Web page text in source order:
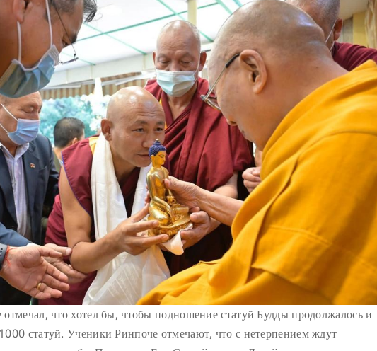
что хотел бы, чтобы подношение статуй Будды продолжалось и
статуй. Ученики Ринпоче отмечают, что с нетерпением ждут